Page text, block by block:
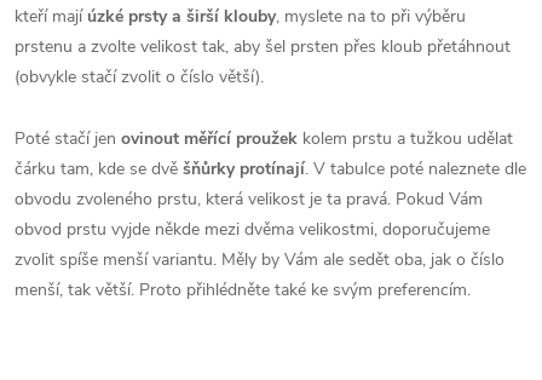
kteří mají úzké prsty a širší klouby, myslete na to při výběru
prstenu a zvolte velikost tak, aby šel prsten přes kloub přetáhnout
(obvykle stačí zvolit o číslo větší).
Poté stačí jen ovinout měřící proužek kolem prstu a tužkou udělat
čárku tam, kde se dvě šňůrky protínají. V tabulce poté naleznete dle
obvodu zvoleného prstu, která velikost je ta pravá. Pokud Vám
obvod prstu vyjde někde mezi dvěma velikostmi, doporučujeme
zvolit spíše menší variantu. Měly by Vám ale sedět oba, jak o číslo
menší, tak větší. Proto přihlédněte také ke svým preferencím.